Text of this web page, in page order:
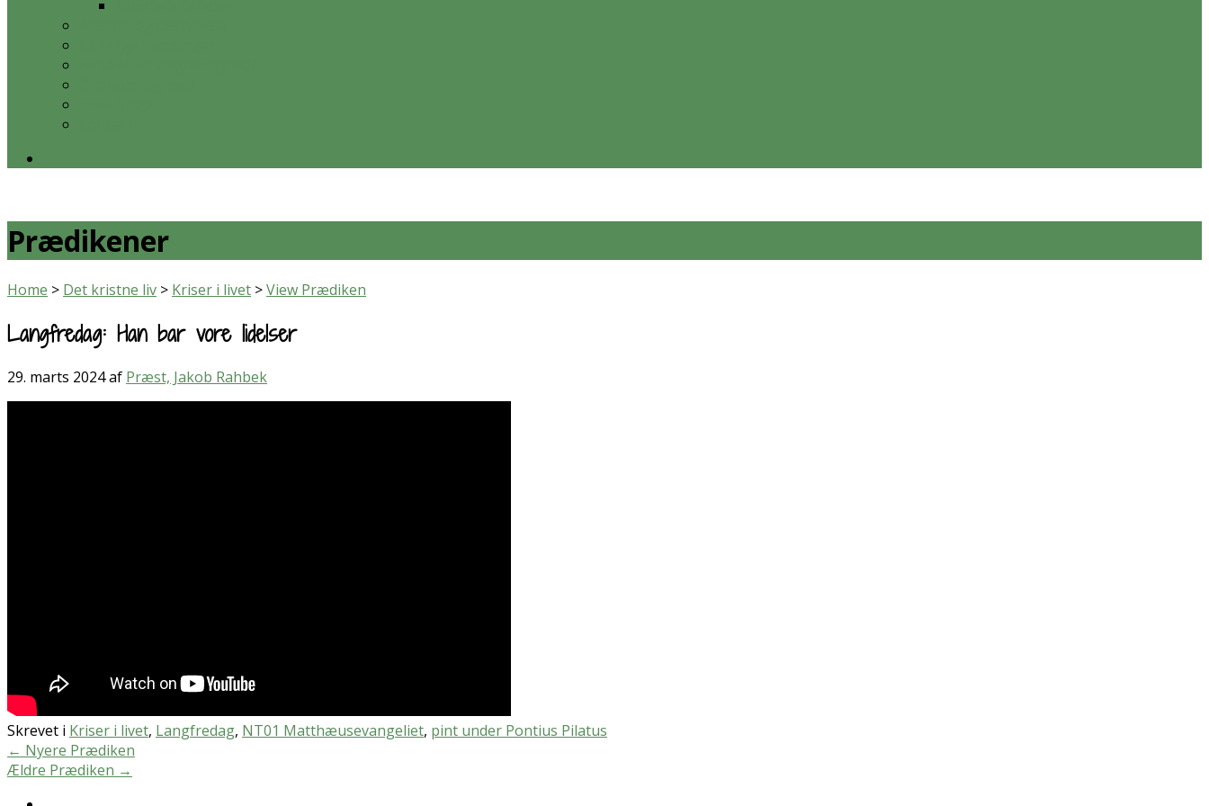
Prædikener
Home > Det kristne liv > Kriser i livet >View Prædiken
Langfredag: Han bar vore lidelser
29. marts 2024af Præst, Jakob Rahbek
Skrevet i Kriser i livet, Langfredag, NT01 Matthæusevangeliet, pint under Pontius Pilatus
← Nyere Prædiken
Ældre Prædiken →